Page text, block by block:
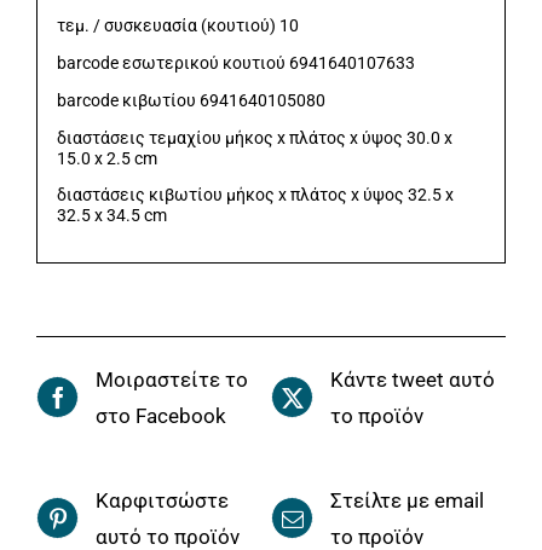
τεμ. / συσκευασία (κουτιού) 10
barcode εσωτερικού κουτιού 6941640107633
barcode κιβωτίου 6941640105080
διαστάσεις τεμαχίου μήκος x πλάτος x ύψος 30.0 x
15.0 x 2.5 cm
διαστάσεις κιβωτίου μήκος x πλάτος x ύψος 32.5 x
32.5 x 34.5 cm
Μοιραστείτε το
στο Facebook
Κάντε tweet αυτό
το προϊόν
Καρφιτσώστε
αυτό το προϊόν
Στείλτε με email
το προϊόν